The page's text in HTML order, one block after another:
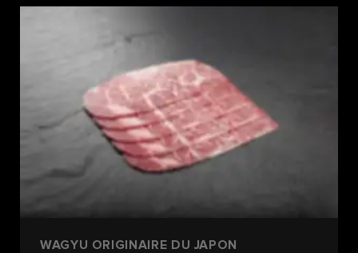
WAGYU ORIGINAIRE DU JAPON